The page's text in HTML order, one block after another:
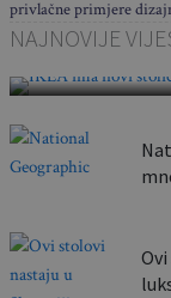
privlačne primjere
NAJNOVIJE
Sklapa se u
Ovaj…